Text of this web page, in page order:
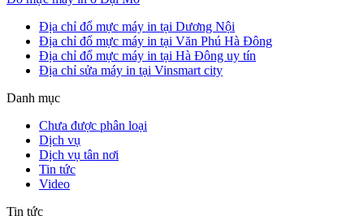
Địa chỉ đổ mực máy in tại Dương Nội
Địa chỉ đổ mực máy in tại Văn Phú Hà Đông
Địa chỉ đổ mực máy in tại Hà Đông uy tín
Địa chỉ sửa máy in tại Vinsmart city
Danh mục
Chưa được phân loại
Dịch vụ
Dịch vụ tân nơi
Tin tức
Video
Tin tức